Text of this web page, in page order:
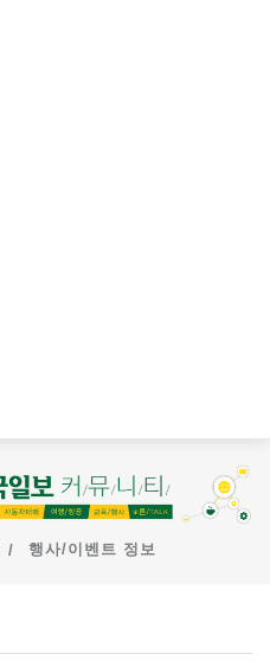
행사/이벤트 정보